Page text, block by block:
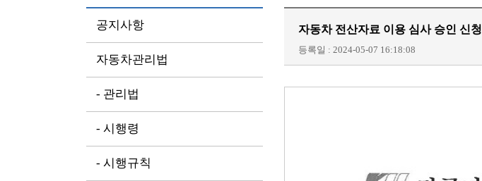
공지사항
자동차관리법
- 관리법
- 시행령
- 시행규칙
자동차 전산자료 이용 심사 승인 신청
등록일 : 2024-05-07 16:18:08